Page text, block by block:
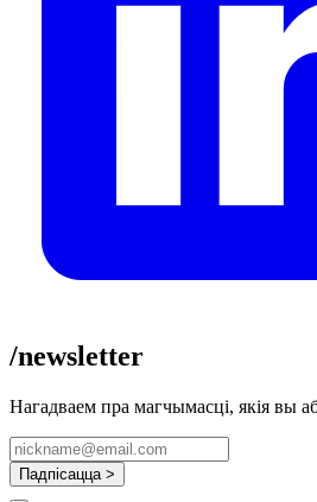
/newsletter
Нагадваем пра магчымасці, якія вы
Падпісацца >